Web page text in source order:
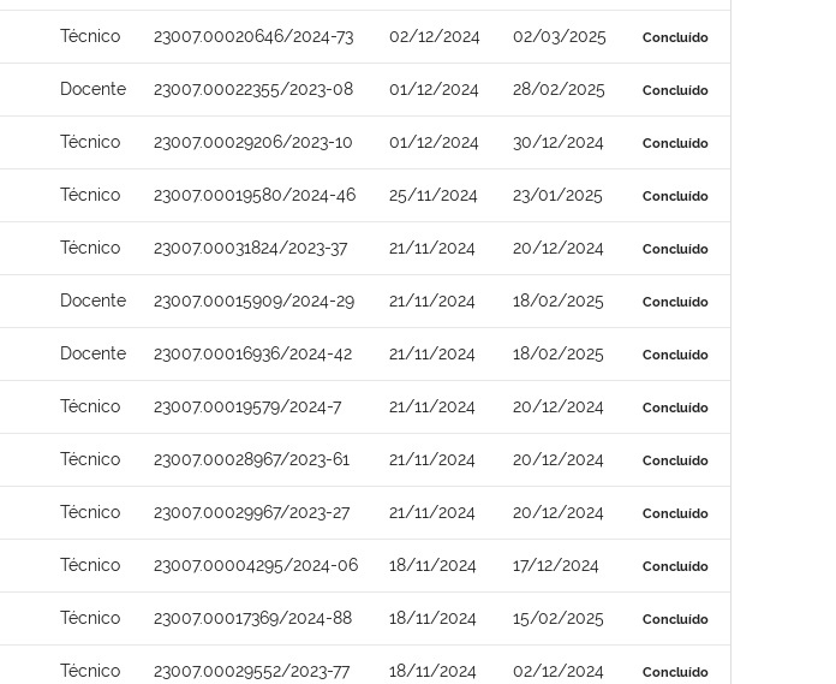
Técnico 23007.00020646/2024-73 02/12/2024 02/03/2025 Concluído
Docente 23007.00022355/2023-08 01/12/2024 28/02/2025 Concluído
Técnico 23007.00029206/2023-10 01/12/2024 30/12/2024 Concluído
Técnico 23007.00019580/2024-46 25/11/2024 23/01/2025 Concluído
Técnico 23007.00031824/2023-37 21/11/2024 20/12/2024 Concluído
Docente 23007.00015909/2024-29 21/11/2024 18/02/2025 Concluído
Docente 23007.00016936/2024-42 21/11/2024 18/02/2025 Concluído
Técnico 23007.00019579/2024-7 21/11/2024 20/12/2024 Concluído
Técnico 23007.00028967/2023-61 21/11/2024 20/12/2024 Concluído
Técnico 23007.00029967/2023-27 21/11/2024 20/12/2024 Concluído
Técnico 23007.00004295/2024-06 18/11/2024 17/12/2024 Concluído
Técnico 23007.00017369/2024-88 18/11/2024 15/02/2025 Concluído
Técnico 23007.00029552/2023-77 18/11/2024 02/12/2024 Concluído